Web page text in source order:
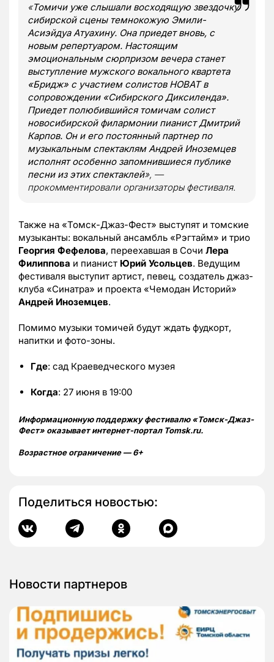
«Томичи уже слышали восходящую звездочку
сибирской сцены темнокожую Эмили-
Асиэйдуа Атуахину. Она приедет вновь, с
новым репертуаром. Настоящим
эмоциональным сюрпризом вечера станет
выступление мужского вокального квартета
«Бридж» с участием солистов НОВАТ в
сопровождении «Сибирского Диксиленда».
Приедет полюбившийся томичам солист
новосибирской филармонии пианист Дмитрий
Карпов. Он и его постоянный партнер по
музыкальным спектаклям Андрей Иноземцев
исполнят особенно запомнившиеся публике
песни из этих спектаклей», —
прокомментировали организаторы фестиваля.
Также на «Томск-Джаз-Фест» выступят и томские
музыканты: вокальный ансамбль «Рэгтайм» и трио
Георгия Фефелова, переехавшая в Сочи Лера
Филиппова и пианист Юрий Усольцев. Ведущим
фестиваля выступит артист, певец, создатель джаз-
клуба «Синатра» и проекта «Чемодан Историй»
Андрей Иноземцев.
Помимо музыки томичей будут ждать фудкорт,
напитки и фото-зоны.
Где: сад Краеведческого музея
Когда: 27 июня в 19:00
Информационную поддержку фестивалю «Томск-Джаз-
Фест» оказывает интернет-портал Tomsk.ru.
Возрастное ограничение — 6+
Поделиться новостью:
Новости партнеров